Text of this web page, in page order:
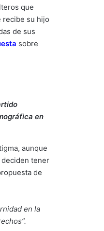
que
recibe su hijo
de sus
sobre
en
aunque
deciden tener
de
en la